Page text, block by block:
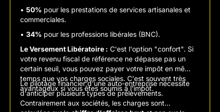
• 50% pour les prestations de services artisanales et
commerciales.
• 34% pour les professions libérales (BNC).
Le Versement Libératoire : C'est l'option "confort". Si
votre revenu fiscal de référence ne dépasse pas un
certain seuil, vous pouvez payer votre impôt en même
temps que vos charges sociales. C'est souvent très
avantageux si vous êtes soumis à l'impôt.
Le pilotage financier d'une auto-entreprise nécessite
d'anticiper plusieurs types de prélèvements.
Contrairement aux sociétés, les charges sont